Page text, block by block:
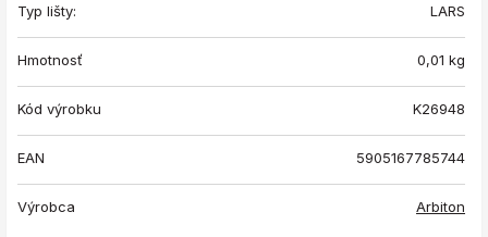
Typ lišty: LARS
Hmotnosť 0,01 kg
Kód výrobku K26948
EAN 5905167785744
Výrobca Arbiton